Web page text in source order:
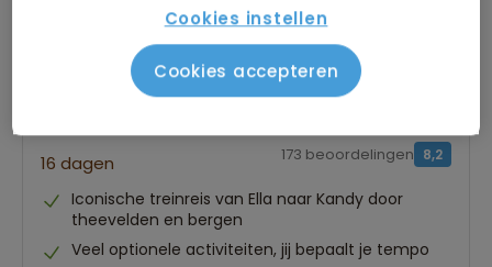
16 dagen 8,2
173 beoordelingen
Iconische treinreis van Ella naar Kandy door
theevelden en bergen
Veel optionele activiteiten, jij bepaalt je tempo
Cookies instellen
Cookies accepteren